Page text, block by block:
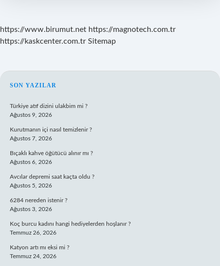
https://www.birumut.net https://magnotech.com.tr
https://kaskcenter.com.tr Sitemap
SIDEBAR
SON YAZILAR
Türkiye atıf dizini ulakbim mi ?
Ağustos 9, 2026
Kurutmanın içi nasıl temizlenir ?
Ağustos 7, 2026
Bıçaklı kahve öğütücü alınır mı ?
Ağustos 6, 2026
Avcılar depremi saat kaçta oldu ?
Ağustos 5, 2026
6284 nereden istenir ?
Ağustos 3, 2026
Koç burcu kadını hangi hediyelerden hoşlanır ?
Temmuz 26, 2026
Katyon artı mı eksi mi ?
Temmuz 24, 2026